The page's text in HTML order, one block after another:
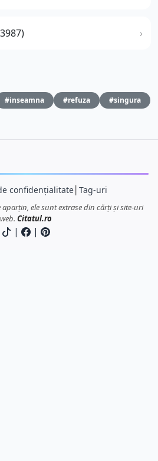
#inseamna #refuza
#singura
confidențialitate│ Tag-uri
aparțin, ele sunt extrase din cărți și site-uri
web. Citatul.ro
| |